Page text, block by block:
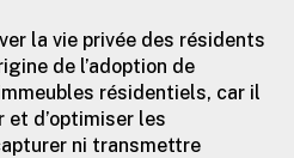
la vie privée des résidents
de l’adoption de
résidentiels, car il
et d’optimiser les
ni transmettre